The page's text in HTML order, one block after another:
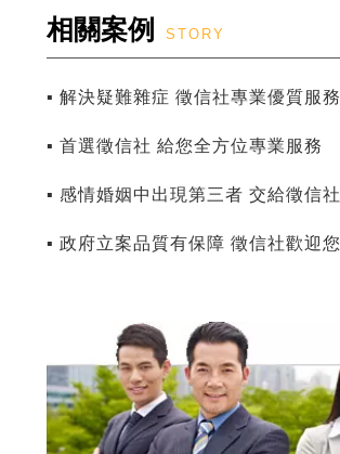
相關案例 STORY
▪ 解決疑難雜症 徵信社專業優質服務
▪ 首選徵信社 給您全方位專業服務
▪ 感情婚姻中出現第三者 交給徵信社
▪ 政府立案品質有保障 徵信社歡迎您